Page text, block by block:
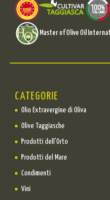
Master of Olive Oil
CATEGORIE
Olio Extravergine di Oliva
Olive Taggiasche
Prodotti dell'Orto
Prodotti del Mare
Condimenti
Vini